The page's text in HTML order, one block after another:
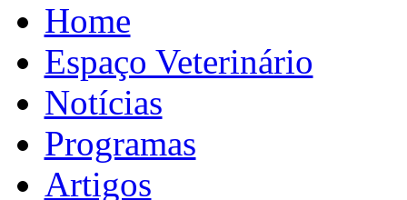
Home
Espaço Veterinário
Notícias
Programas
Artigos